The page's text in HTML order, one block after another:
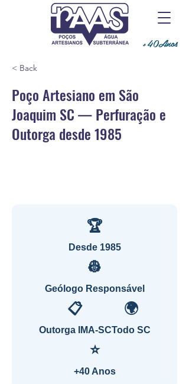
+40Anos
< Back
Poço Artesiano em São
Joaquim SC — Perfuração e
Outorga desde 1985
🏆
Desde 1985
👷
Geólogo Responsável
📋
Outorga IMA-SC
🌍
Todo SC
⭐
+40 Anos